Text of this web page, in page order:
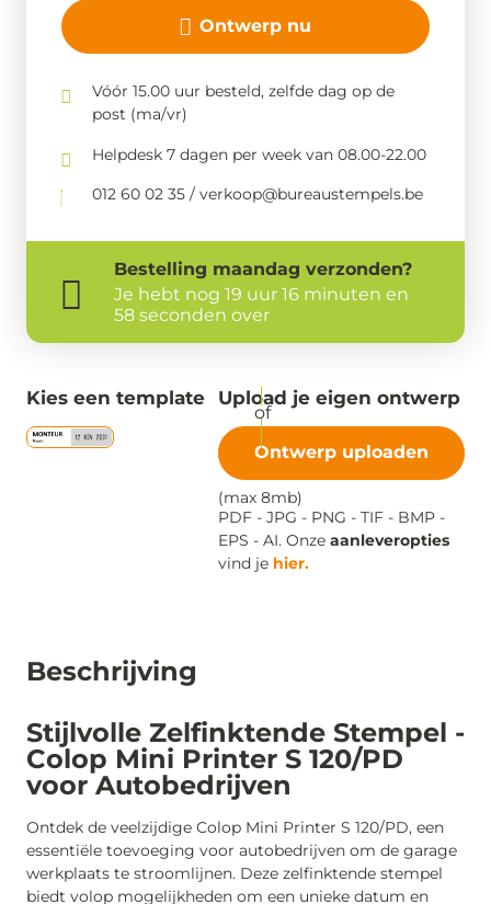
Beschrijving
Stijlvolle Zelfinktende Stempel -
Colop Mini Printer S 120/PD
voor Autobedrijven
Ontdek de veelzijdige Colop Mini Printer S 120/PD, een
essentiële toevoeging voor autobedrijven om de garage
werkplaats te stroomlijnen. Deze zelfinktende stempel
biedt volop mogelijkheden om een unieke datum en
Ontwerp nu
Vóór 15.00 uur besteld, zelfde dag op de
post (ma/vr)
Helpdesk 7 dagen per week van 08.00-22.00
012 60 02 35 / verkoop@bureaustempels.be
Bestelling maandag verzonden?
Je hebt nog 19 uur 16 minuten en
58 seconden over
Kies een template Upload je eigen ontwerp
Ontwerp uploaden
(max 8mb)
PDF - JPG - PNG - TIF - BMP -
EPS - AI. Onze aanleveropties
vind je hier.